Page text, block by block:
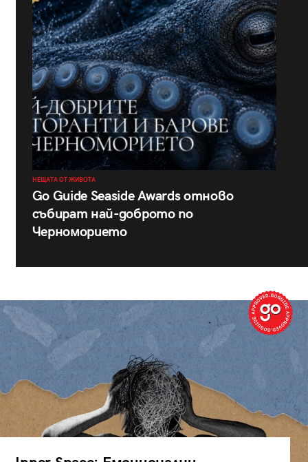
НЕЩАТА ОТ ЖИВОТА
Go Guide Seaside Awards отново
събират най-доброто по
Черноморието